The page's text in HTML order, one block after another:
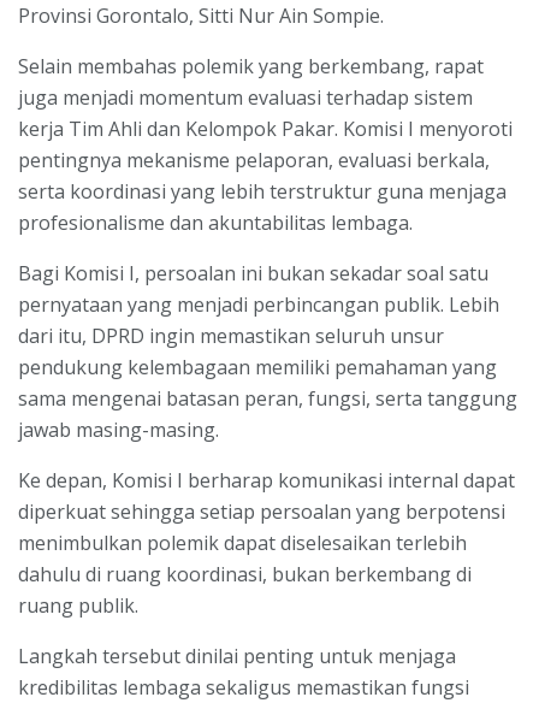
Provinsi Gorontalo, Sitti Nur Ain Sompie.
Selain membahas polemik yang berkembang, rapat
juga menjadi momentum evaluasi terhadap sistem
kerja Tim Ahli dan Kelompok Pakar. Komisi I menyoroti
pentingnya mekanisme pelaporan, evaluasi berkala,
serta koordinasi yang lebih terstruktur guna menjaga
profesionalisme dan akuntabilitas lembaga.
Bagi Komisi I, persoalan ini bukan sekadar soal satu
pernyataan yang menjadi perbincangan publik. Lebih
dari itu, DPRD ingin memastikan seluruh unsur
pendukung kelembagaan memiliki pemahaman yang
sama mengenai batasan peran, fungsi, serta tanggung
jawab masing-masing.
Ke depan, Komisi I berharap komunikasi internal dapat
diperkuat sehingga setiap persoalan yang berpotensi
menimbulkan polemik dapat diselesaikan terlebih
dahulu di ruang koordinasi, bukan berkembang di
ruang publik.
Langkah tersebut dinilai penting untuk menjaga
kredibilitas lembaga sekaligus memastikan fungsi